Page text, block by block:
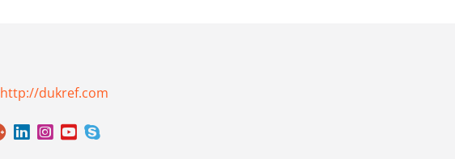
http://dukref.com